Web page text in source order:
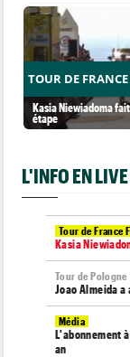
TOUR DE
Kasia Niewiadoma
étape
L'INFO EN LIVE
Tour de France
Kasia
Tour de Pologne
Joao Almeida
Média
L'abonnement
an